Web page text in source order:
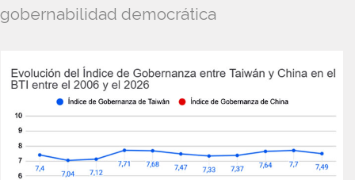
gobernabilidad democrática